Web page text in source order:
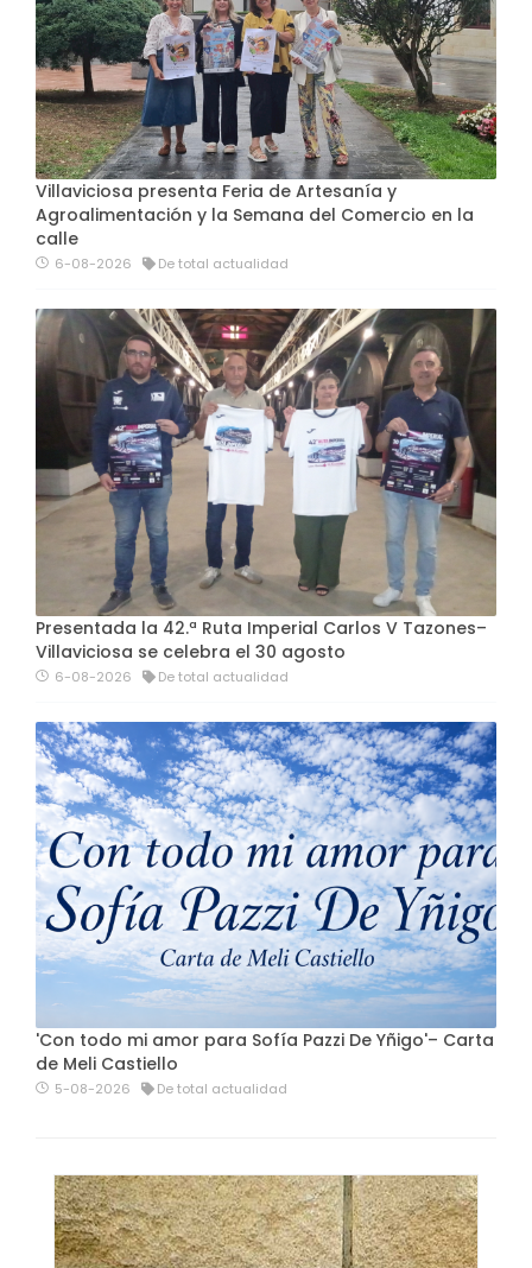
Villaviciosa presenta Feria de Artesanía y
Agroalimentación y la Semana del Comercio en la
calle
6-08-2026 De total actualidad
Presentada la 42.ª Ruta Imperial Carlos V Tazones–
Villaviciosa se celebra el 30 agosto
6-08-2026 De total actualidad
'Con todo mi amor para Sofía Pazzi De Yñigo'– Carta
de Meli Castiello
5-08-2026 De total actualidad